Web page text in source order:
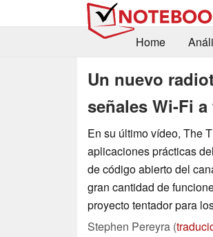
Home
Un nuevo
señales Wi-Fi
En su último vídeo, The
aplicaciones prácticas
de código abierto del
gran cantidad de
proyecto tentador para
Stephen Pereyra (